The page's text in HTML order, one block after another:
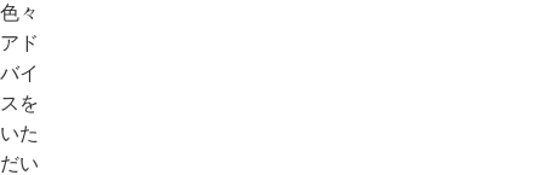
色々
アド
バイ
スを
いた
だい